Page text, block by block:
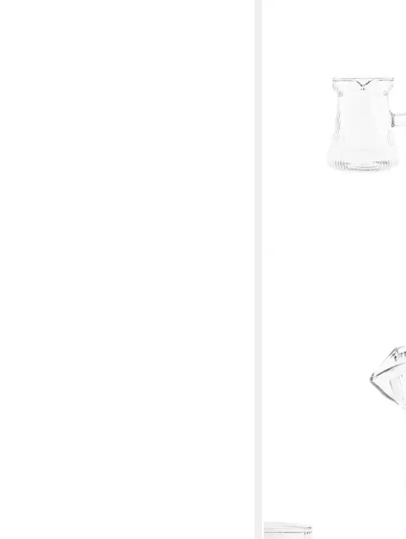
Kaffeekanne Luana El